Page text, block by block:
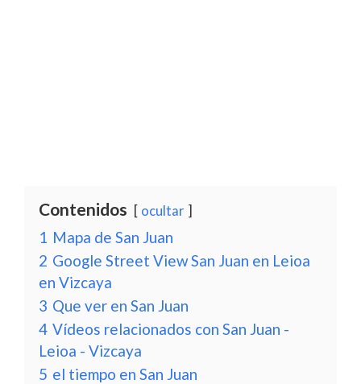
Contenidos ocultar
1 Mapa de San Juan
2 Google Street View San Juan en Leioa
en Vizcaya
3 Que ver en San Juan
4 Vídeos relacionados con San Juan -
Leioa - Vizcaya
5 el tiempo en San Juan